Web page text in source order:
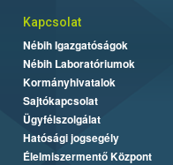
Kapcsolat
Nébih Igazgatóságok
Nébih Laboratóriumok
Kormányhivatalok
Sajtókapcsolat
Ügyfélszolgálat
Hatósági jogsegély
Élelmiszermentő Központ